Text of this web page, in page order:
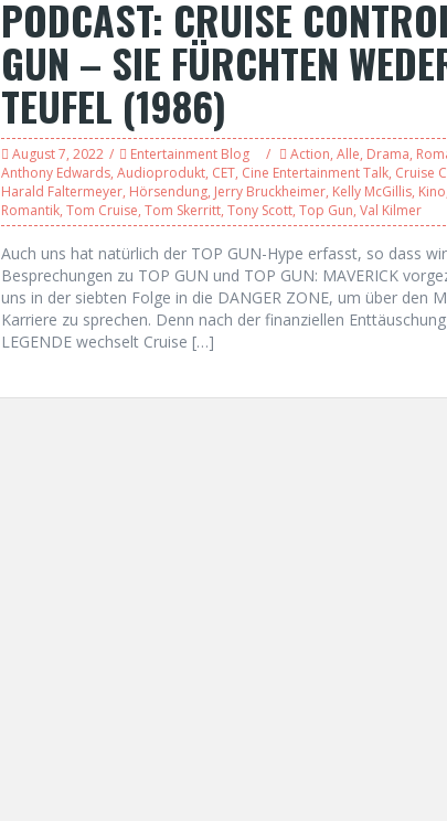
PODCAST: CRUISE
GUN – SIE FÜRCHTEN
TEUFEL (1986)
August 7, 2022 Entertainment Blog Action, Alle, Drama,
Anthony Edwards, Audioprodukt, CET, Cine Entertainment Talk, Cruise
Harald Faltermeyer, Hörsendung, Jerry Bruckheimer, Kelly McGillis, Kino
Romantik, Tom Cruise, Tom Skerritt, Tony Scott, Top Gun, Val Kilmer
Auch uns hat natürlich der TOP GUN-Hype erfasst, so dass wir
Besprechungen zu TOP GUN und TOP GUN: MAVERICK
uns in der siebten Folge in die DANGER ZONE, um über den
Karriere zu sprechen. Denn nach der finanziellen
LEGENDE wechselt Cruise […]